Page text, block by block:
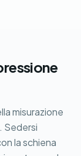
misurazione
Sedersi
la schiena